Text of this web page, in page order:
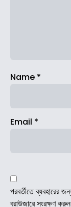
Name *
Email *
পরবর্তীতে ব্যবহারের
ব্রাউজারে সংরক্ষণ